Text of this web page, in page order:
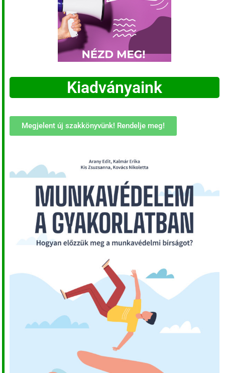
Kiadványaink
Megjelent új szakkönyvünk! Rendelje meg!